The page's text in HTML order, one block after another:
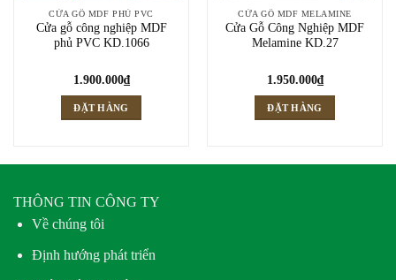
CỬA GỖ MDF PHỦ PVC
Cửa gỗ công nghiệp MDF
phủ PVC KD.1066
1.900.000₫
ĐẶT HÀNG
CỬA GỖ MDF MELAMINE
Cửa Gỗ Công Nghiệp MDF
Melamine KD.27
1.950.000₫
ĐẶT HÀNG
THÔNG TIN CÔNG TY
Về chúng tôi
Định hướng phát triển